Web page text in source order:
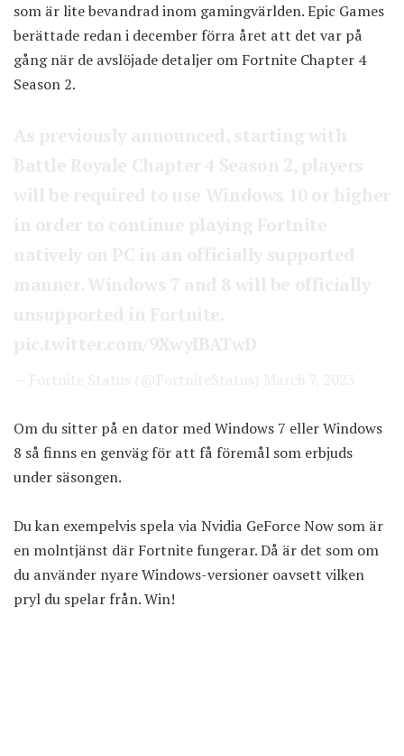
som är lite bevandrad inom gamingvärlden. Epic Games
berättade redan i december förra året att det var på
gång när de avslöjade detaljer om Fortnite Chapter 4
Season 2.
Om du sitter på en dator med Windows 7 eller Windows
8 så finns en genväg för att få föremål som erbjuds
under säsongen.
Du kan exempelvis spela via Nvidia GeForce Now som är
en molntjänst där Fortnite fungerar. Då är det som om
du använder nyare Windows-versioner oavsett vilken
pryl du spelar från. Win!